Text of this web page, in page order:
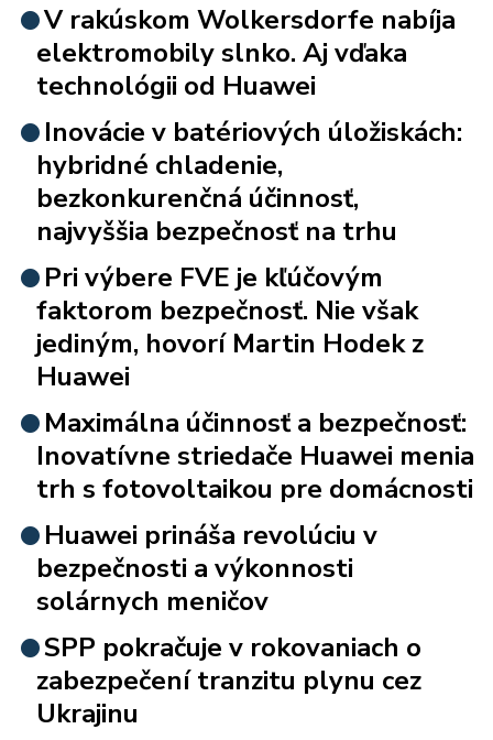
V rakúskom Wolkersdorfe nabíja
elektromobily slnko. Aj vďaka
technológii od Huawei
Inovácie v batériových úložiskách:
hybridné chladenie,
bezkonkurenčná účinnosť,
najvyššia bezpečnosť na trhu
Pri výbere FVE je kľúčovým
faktorom bezpečnosť. Nie však
jediným, hovorí Martin Hodek z
Huawei
Maximálna účinnosť a bezpečnosť:
Inovatívne striedače Huawei menia
trh s fotovoltaikou pre domácnosti
Huawei prináša revolúciu v
bezpečnosti a výkonnosti
solárnych meničov
SPP pokračuje v rokovaniach o
zabezpečení tranzitu plynu cez
Ukrajinu